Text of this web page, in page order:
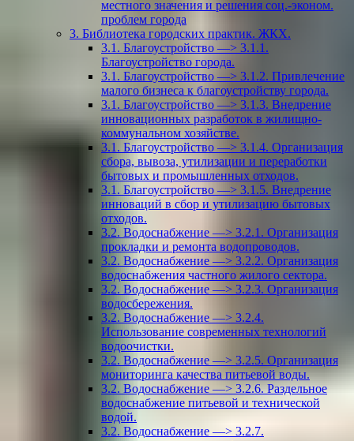
местного значения и решения соц.-эконом.
проблем города
3. Библиотека городских практик. ЖКХ.
3.1. Благоустройство —> 3.1.1.
Благоустройство города.
3.1. Благоустройство —> 3.1.2. Привлечение
малого бизнеса к благоустройству города.
3.1. Благоустройство —> 3.1.3. Внедрение
инновационных разработок в жилищно-
коммунальном хозяйстве.
3.1. Благоустройство —> 3.1.4. Организация
сбора, вывоза, утилизации и переработки
бытовых и промышленных отходов.
3.1. Благоустройство —> 3.1.5. Внедрение
инноваций в сбор и утилизацию бытовых
отходов.
3.2. Водоснабжение —> 3.2.1. Организация
прокладки и ремонта водопроводов.
3.2. Водоснабжение —> 3.2.2. Организация
водоснабжения частного жилого сектора.
3.2. Водоснабжение —> 3.2.3. Организация
водосбережения.
3.2. Водоснабжение —> 3.2.4.
Использование современных технологий
водоочистки.
3.2. Водоснабжение —> 3.2.5. Организация
мониторинга качества питьевой воды.
3.2. Водоснабжение —> 3.2.6. Раздельное
водоснабжение питьевой и технической
водой.
3.2. Водоснабжение —> 3.2.7.